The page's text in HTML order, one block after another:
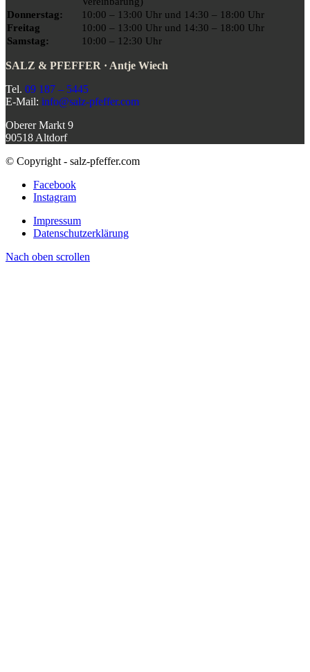
Donnerstag:
10:00 – 13:00 Uhr und 14:30 – 18:00 Uhr
Freitag
10:00 – 13:00 Uhr und 14:30 – 18:00 Uhr
Samstag:
10:00 – 12:30 Uhr
SALZ & PFEFFER · Antje Wiech
Tel. 09 187 – 5445
E-Mail: info@salz-pfeffer.com
Oberer Markt 9
90518 Altdorf
© Copyright - salz-pfeffer.com
Facebook
Instagram
Impressum
Datenschutzerklärung
Nach oben scrollen